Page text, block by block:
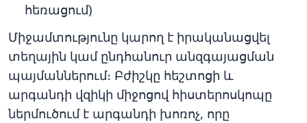
հեռացում)
Միջամտությունը կարող է իրականացվել
տեղային կամ ընդհանուր անզգայացման
պայմաններում։ Բժիշկը հեշտոցի և
արգանդի վզիկի միջոցով հիստերոսկոպը
ներմուծում է արգանդի խոռոչ, որը